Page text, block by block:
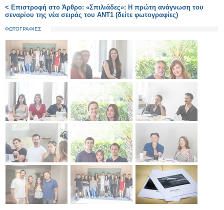
< Επιστροφή στο Άρθρο: «Σπιλιάδες»: Η πρώτη ανάγνωση του
σεναρίου της νέα σειράς του ΑΝΤ1 (δείτε φωτογραφίες)
ΦΩΤΟΓΡΑΦΙΕΣ